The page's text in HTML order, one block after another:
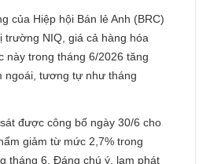
của Hiệp hội Bán lẻ Anh (BRC)
trường NIQ, giá cả hàng hóa
này trong tháng 6/2026 tăng
ngoái, tương tự như tháng
được công bố ngày 30/6 cho
giảm từ mức 2,7% trong
tháng 6. Đáng chú ý, lạm phát